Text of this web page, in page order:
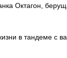
Октагон,
в тандеме с